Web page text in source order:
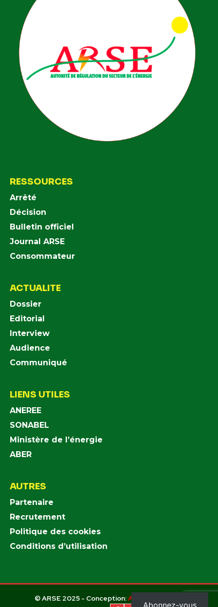
RESSOURCES
Arrêté
Décision
Bulletin officiel
Journal ARSE
Consommateur
ACTUALITE
Dossier
Editorial
Interview
Audience
Communiqué
LIENS UTILES
ANEREE
SONABEL
Ministère de l’énergie
ABER
AUTRES
Partenaire
Recrutement
Politique des cookies
Conditions d’utilisation
© ARSE 2025 - Conception:Agence
Abonnez-vous